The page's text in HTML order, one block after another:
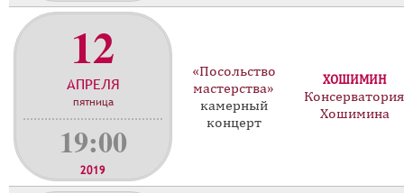
12
АПРЕЛЯ
пятница
19:00
2019
«Посольство
мастерства»
камерный
концерт
ХОШИМИН
Консерватория
Хошимина